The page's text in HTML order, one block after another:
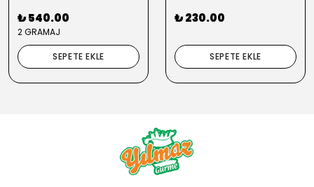
₺ 540.00
2 GRAMAJ
SEPETE EKLE
₺ 230.00
SEPETE EKLE